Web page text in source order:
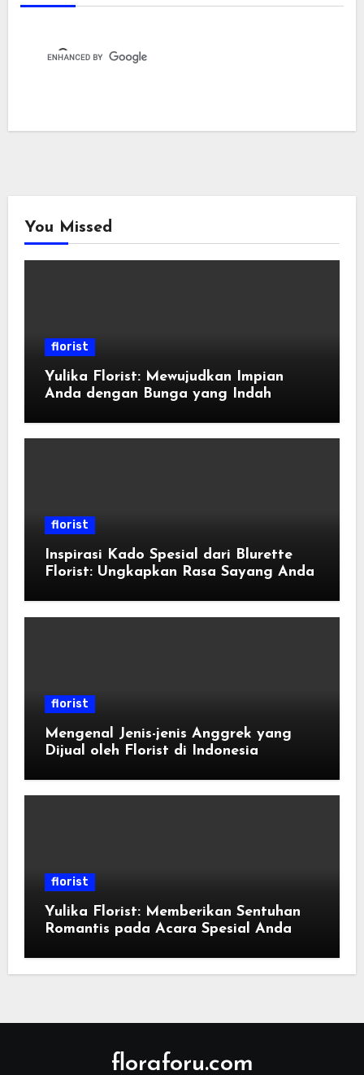
You Missed
florist
Yulika Florist: Mewujudkan Impian
Anda dengan Bunga yang Indah
florist
Inspirasi Kado Spesial dari Blurette
Florist: Ungkapkan Rasa Sayang Anda
florist
Mengenal Jenis-jenis Anggrek yang
Dijual oleh Florist di Indonesia
florist
Yulika Florist: Memberikan Sentuhan
Romantis pada Acara Spesial Anda
floraforu.com